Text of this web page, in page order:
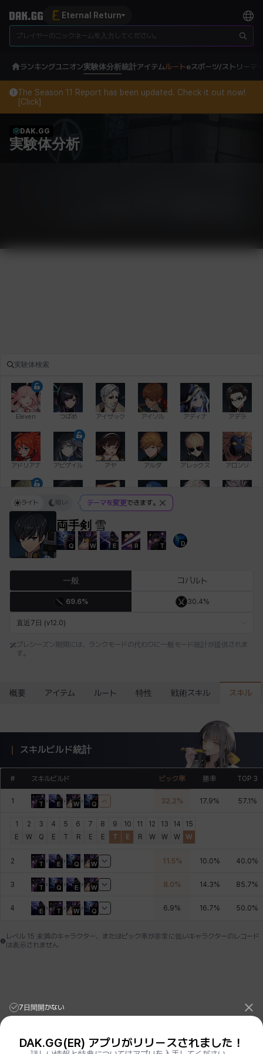
Eternal Return
ランキングユニオン実験体分析統計アイテムルートeスポーツ/ストリーマ
The Season 11 Report has been updated. Check it out now!
[Click]
DAK.GG
実験体分析
Eleven つばめ アイザック アイソル アディナ アデラ
アドリアナ アビゲイル アヤ アルダ アレックス アロンソ
イアン イレム ウィリアム
カーラ ガーネット キアラ
ダイリン ティア テオドール
デビー&マーリン ナタポン ナディン ニッキー ハート
バニス バーバラ ヒスイ
ピオロ フィオラ
ヘイズ
ラウラ ルク レオン レニ レノア レノックス
両手剣 雪
Q W E R T D
ライト 暗い テーマを変更できます。
一般 コバルト
69.6% 30.4%
直近7日 (v12.0)
プレシーズン期間には、ランクモードの代わりに一般モード統計が提供されま
す。
概要 アイテム ルート 特性 戦術スキル スキル
スキルビルド統計
# スキルビルド ピック率 勝率 TOP 3
1 T E W Q 32.2% 17.9% 57.1 %
1
E
2
W
3
Q
4
E
5
T
6
R
7
E
8
E
9
T
10
E
11
R
12
W
13
W
14
W
15
W
2 T E Q W 11.5% 10.0% 40.0%
3 T Q E W 8.0% 14.3% 85.7%
4 E T W Q 6.9% 16.7% 50.0%
レベル 15 未満のキャラクター、またはピック率が非常に低いキャラクターのレコード
は表示されません
7日間開かない
DAK.GG(ER) アプリがリリースされました！